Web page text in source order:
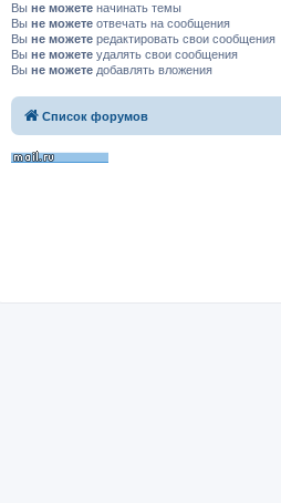
Вы не можете начинать темы
Вы не можете отвечать на сообщения
Вы не можете редактировать свои сообщения
Вы не можете удалять свои сообщения
Вы не можете добавлять вложения
Список форумов